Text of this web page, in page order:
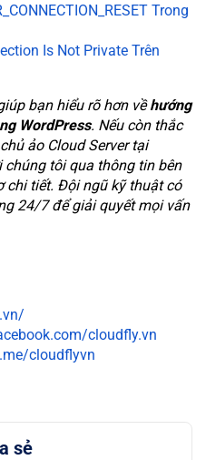
Trong
Is Not Private Trên
bạn hiểu rõ hơn vềhướng
WordPress. Nếu còn thắc
ảo Cloud Server tại
chúng tôi qua thông tin bên
chi tiết. Đội ngũ kỹ thuật có
24/7 để giải quyết mọi vấn
cloudfly.vn
cloudflyvn
sẻ